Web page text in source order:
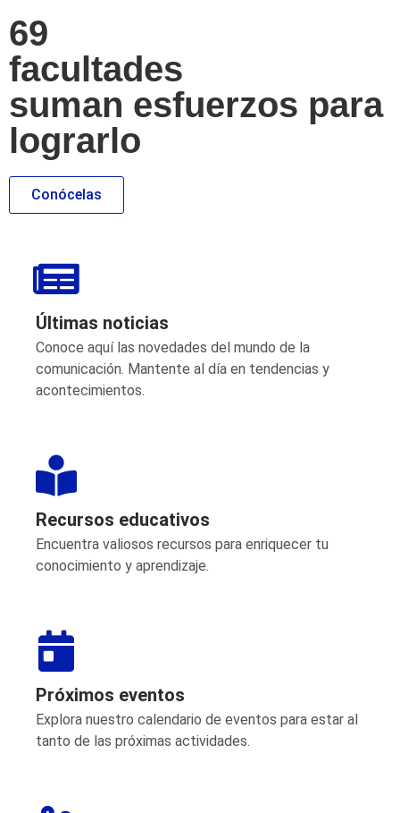
69
facultades
suman esfuerzos para
lograrlo
Conócelas
Últimas noticias
Conoce aquí las novedades del mundo de la
comunicación. Mantente al día en tendencias y
acontecimientos.
Recursos educativos
Encuentra valiosos recursos para enriquecer tu
conocimiento y aprendizaje.
Próximos eventos
Explora nuestro calendario de eventos para estar al
tanto de las próximas actividades.